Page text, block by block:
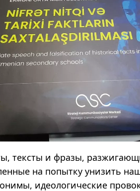
тексты и фразы,
на попытку унизить
идеологические